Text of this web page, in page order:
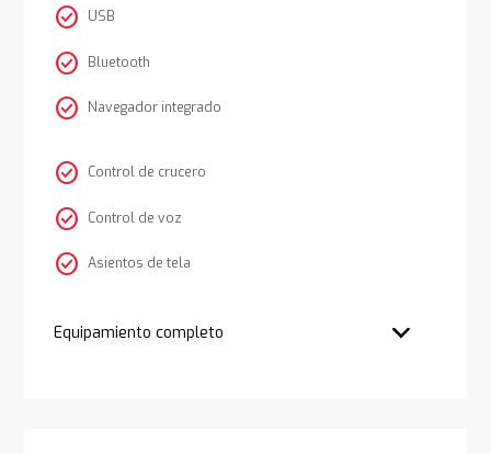
check_circle USB
check_circle Bluetooth
check_circle Navegador integrado
check_circle Control de crucero
check_circle Control de voz
check_circle Asientos de tela
Equipamiento completo